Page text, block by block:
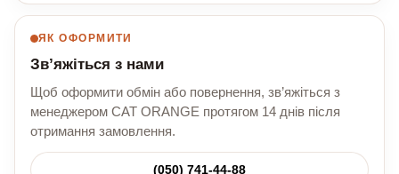
ЯК ОФОРМИТИ
Зв’яжіться з нами
Щоб оформити обмін або повернення, зв’яжіться з
менеджером CAT ORANGE протягом 14 днів після
отримання замовлення.
(050) 741-44-88